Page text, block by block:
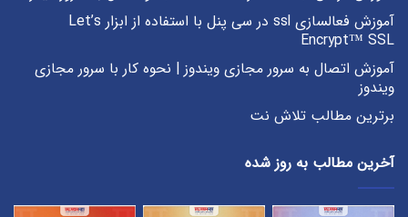
آموزش فعالسازی ssl در سی پنل با استفاده از ابزار Let’s
Encrypt™ SSL
آموزش اتصال به سرور مجازی ویندوز | نحوه کار با سرور مجازی
ویندوز
برترین مطالب تلاش نت
آخرین مطالب به روز شده